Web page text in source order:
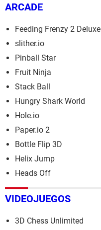
ARCADE
Feeding Frenzy 2 Deluxe
slither.io
Pinball Star
Fruit Ninja
Stack Ball
Hungry Shark World
Hole.io
Paper.io 2
Bottle Flip 3D
Helix Jump
Heads Off
VIDEOJUEGOS
3D Chess Unlimited